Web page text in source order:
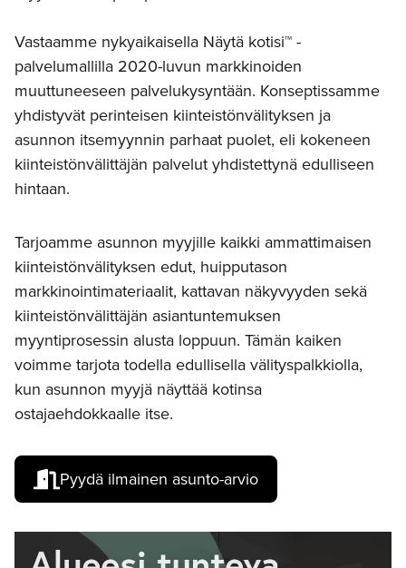
Vastaamme nykyaikaisella Näytä kotisi™ -
palvelumallilla 2020-luvun markkinoiden
muuttuneeseen palvelukysyntään. Konseptissamme
yhdistyvät perinteisen kiinteistönvälityksen ja
asunnon itsemyynnin parhaat puolet, eli kokeneen
kiinteistönvälittäjän palvelut yhdistettynä edulliseen
hintaan.
Tarjoamme asunnon myyjille kaikki ammattimaisen
kiinteistönvälityksen edut, huipputason
markkinointimateriaalit, kattavan näkyvyyden sekä
kiinteistönvälittäjän asiantuntemuksen
myyntiprosessin alusta loppuun. Tämän kaiken
voimme tarjota todella edullisella välityspalkkiolla,
kun asunnon myyjä näyttää kotinsa
ostajaehdokkaalle itse.
Pyydä ilmainen asunto-arvio